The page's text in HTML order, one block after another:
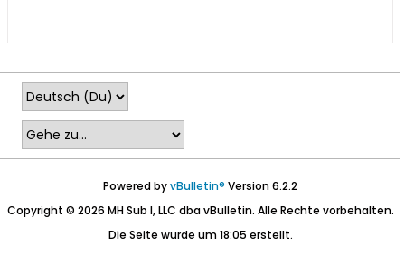
Powered byvBulletin® Version 6.2.2
Copyright © 2026 MH Sub I, LLC dba vBulletin. Alle Rechte vorbehalten.
Die Seite wurde um 18:05 erstellt.